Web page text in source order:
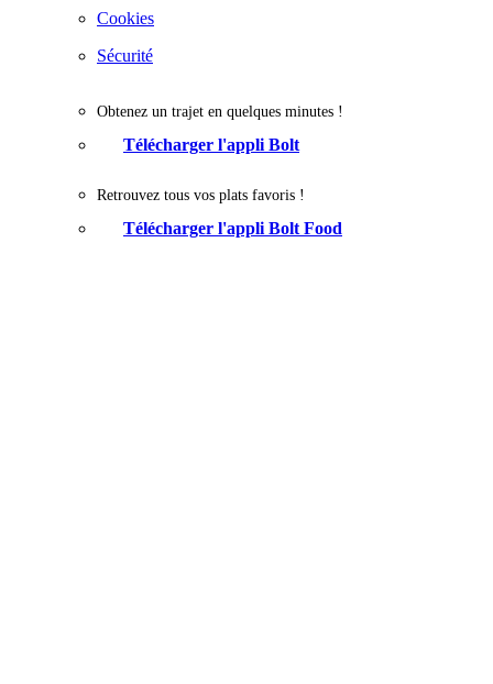
Cookies
Sécurité
Obtenez un trajet en quelques minutes !
Télécharger l'appli Bolt
Retrouvez tous vos plats favoris !
Télécharger l'appli Bolt Food